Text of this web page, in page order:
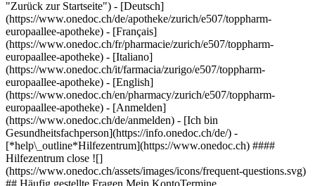
"Zurück zur Startseite") - [Deutsch]
(https://www.onedoc.ch/de/apotheke/zurich/e507/toppharm-
europaallee-apotheke) - [Français]
(https://www.onedoc.ch/fr/pharmacie/zurich/e507/toppharm-
europaallee-apotheke) - [Italiano]
(https://www.onedoc.ch/it/farmacia/zurigo/e507/toppharm-
europaallee-apotheke) - [English]
(https://www.onedoc.ch/en/pharmacy/zurich/e507/toppharm-
europaallee-apotheke) - [Anmelden]
(https://www.onedoc.ch/de/anmelden) - [Ich bin
Gesundheitsfachperson](https://info.onedoc.ch/de/) -
[*help\_outline*Hilfezentrum](https://www.onedoc.ch) ####
Hilfezentrum close ![]
(https://www.onedoc.ch/assets/images/icons/frequent-questions.svg)
## Häufig gestellte Fragen Mein KontoTermine